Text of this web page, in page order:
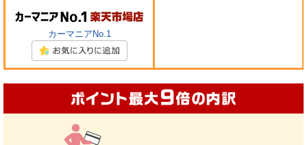
カーマニアNo.1